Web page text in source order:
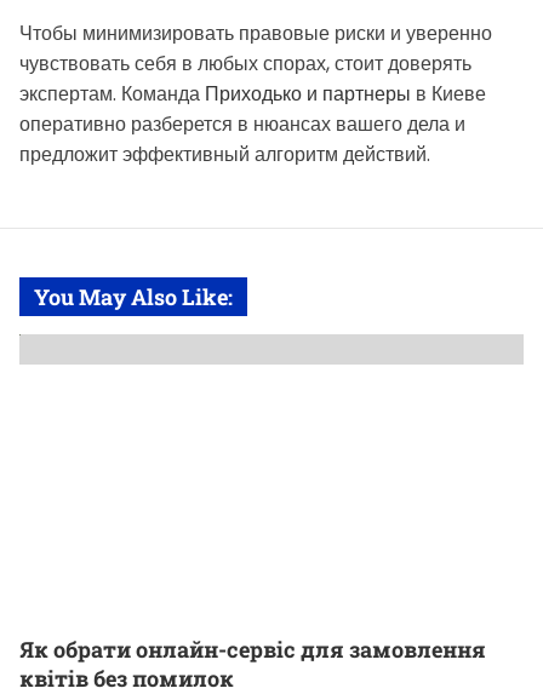
Чтобы минимизировать правовые риски и уверенно
чувствовать себя в любых спорах, стоит доверять
экспертам. Команда Приходько и партнеры в Киеве
оперативно разберется в нюансах вашего дела и
предложит эффективный алгоритм действий.
You May Also Like:
Як обрати онлайн-сервіс для замовлення
квітів без помилок